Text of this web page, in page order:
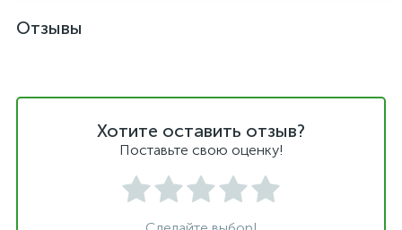
Отзывы
Хотите оставить отзыв?
Поставьте свою оценку!